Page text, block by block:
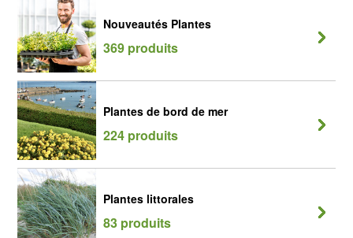
Nouveautés Plantes
369 produits
Plantes de bord de mer
224 produits
Plantes littorales
83 produits